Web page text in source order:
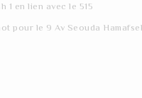
1 en lien avec le 515
pour le 9 Av Seouda